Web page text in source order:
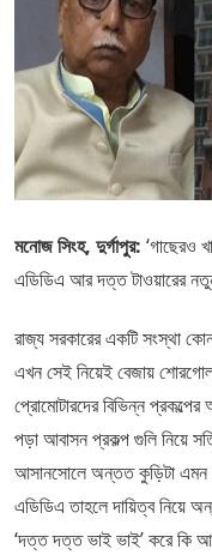
মনোজ সিংহ, দুর্গাপুর: ‘গাছেরও
এডিডিএ আর দত্ত টাওয়ারের নতুন
রাজ্য সরকারের একটি সংস্থা
এখন সেই নিয়েই বেজায়
প্রোমোটারদের বিভিন্ন
পড়া আবাসন প্রকল্প গুলি নিয়ে
আসানসোলে অন্তত কুড়িটা এমন
এডিডিএ তাহলে দায়িত্ব নিয়ে
‘দত্ত দত্ত ভাই ভাই’ করে কি